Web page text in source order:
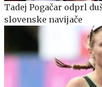
Tadej Pogačar odprl
slovenske navijače